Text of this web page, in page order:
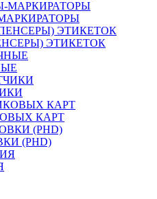
ЭТИКЕТОК
КАРТ
(PHD)